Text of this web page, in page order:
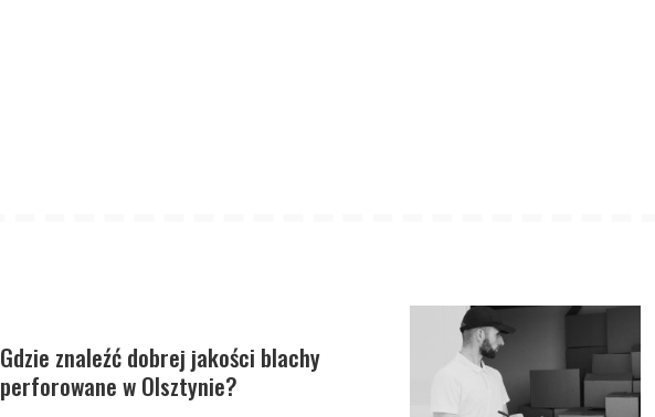
Gdzie znaleźć dobrej jakości blachy
perforowane w Olsztynie?